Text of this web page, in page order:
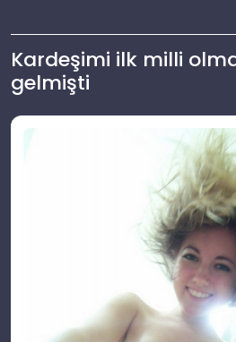
Kardeşimi ilk milli
gelmişti